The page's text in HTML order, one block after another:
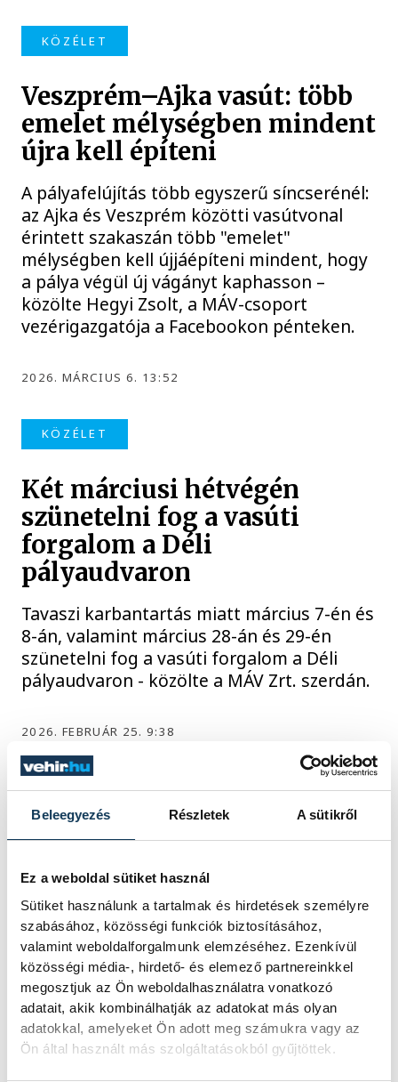
Beleegyezés Részletek A sütikről
Ez a weboldal sütiket használ
Sütiket használunk a tartalmak és hirdetések személyre
szabásához, közösségi funkciók biztosításához,
valamint weboldalforgalmunk elemzéséhez. Ezenkívül
közösségi média-, hirdető- és elemező partnereinkkel
megosztjuk az Ön weboldalhasználatra vonatkozó
adatait, akik kombinálhatják az adatokat más olyan
adatokkal, amelyeket Ön adott meg számukra vagy az
Ön által használt más szolgáltatásokból gyűjtöttek.
KÖZÉLET
Veszprém–Ajka vasút: több
emelet mélységben mindent
újra kell építeni
A pályafelújítás több egyszerű síncserénél:
az Ajka és Veszprém közötti vasútvonal
érintett szakaszán több "emelet"
mélységben kell újjáépíteni mindent, hogy
a pálya végül új vágányt kaphasson –
közölte Hegyi Zsolt, a MÁV-csoport
vezérigazgatója a Facebookon pénteken.
2026. MÁRCIUS 6. 13:52
KÖZÉLET
Két márciusi hétvégén
szünetelni fog a vasúti
forgalom a Déli
pályaudvaron
Tavaszi karbantartás miatt március 7-én és
8-án, valamint március 28-án és 29-én
szünetelni fog a vasúti forgalom a Déli
pályaudvaron - közölte a MÁV Zrt. szerdán.
2026. FEBRUÁR 25. 9:38
KÖZÉLET
Megszelídítették a
sárkányokat